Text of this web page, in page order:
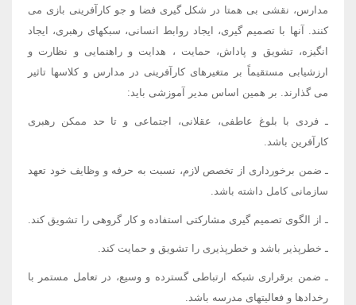
مدارس، نقشی بی همتا در شکل گیری فضا و جو کارآفرینی بازی می
کنند. آنها با تصمیم گیری، ایجاد روابط انسانی، سبکهای رهبری، ایجاد
انگیزه، تشویق و پاداش، حمایت ، هدایت و راهنمایی و نظارت و
ارزشیابی مستقیماً بر متغیرهای کارآفرینی در مدارس و کلاسها تاثیر
می گذارند. بر همین اساس مدیر آموزشی باید:
ـ فردی با بلوغ عاطفی، عقلانی، اجتماعی و تا حد ممکن رهبری
کارآفرین باشد.
ـ ضمن برخورداری از تخصص لازم، نسبت به حرفه و وظایف خود تعهد
سازمانی کامل داشته باشد.
ـ از الگوی تصمیم گیری مشارکتی استفاده و کار گروهی را تشویق کند.
ـ خطرپذیر باشد و خطرپذیری را تشویق و حمایت کند.
ـ ضمن برقراری شبکه ارتباطی گسترده و وسیع، در تعامل مستمر با
رخدادها و فعالیتهای مدرسه باشد.